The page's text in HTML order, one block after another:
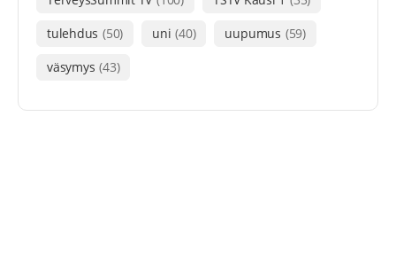
tulehdus (50) uni (40) uupumus (59)
väsymys (43)